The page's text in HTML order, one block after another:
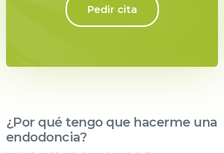
Pedir cita
¿Por qué tengo que hacerme una
endodoncia?